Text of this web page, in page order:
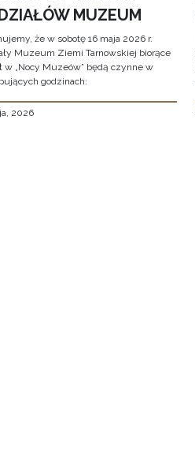
MUZEUM
że w sobotę 16 maja 2026 r.
Muzeum Ziemi Tarnowskiej biorące
w „Nocy Muzeów” będą czynne w
godzinach:
2026